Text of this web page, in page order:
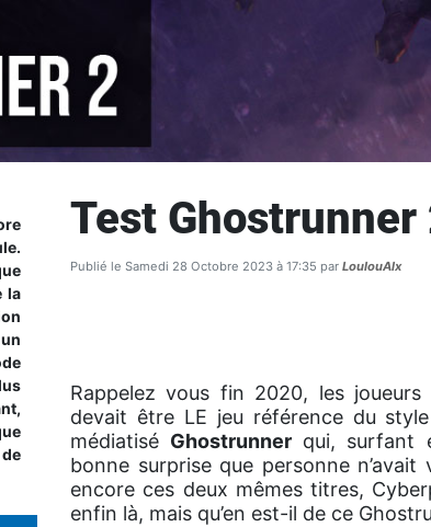
la
Test Ghostrunner
Publié le Samedi 28 Octobre 2023 à 17:35 par LoulouAlx
Rappelez vous fin 2020, les
devait être LE jeu référence du
médiatisé Ghostrunner qui, surfant
bonne surprise que personne
encore ces deux mêmes titres,
enfin là, mais qu’en est-il de ce